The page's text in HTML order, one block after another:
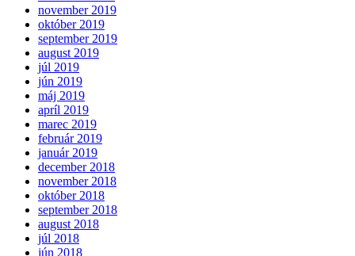
november 2019
október 2019
september 2019
august 2019
júl 2019
jún 2019
máj 2019
apríl 2019
marec 2019
február 2019
január 2019
december 2018
november 2018
október 2018
september 2018
august 2018
júl 2018
jún 2018